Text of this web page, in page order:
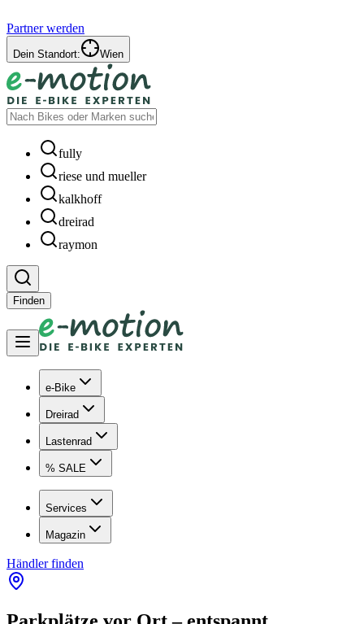
Partner werden
Dein Standort: Wien
fully
riese und mueller
kalkhoff
dreirad
raymon
Finden
e-Bike
Dreirad
Lastenrad
% SALE
Services
Magazin
Händler finden